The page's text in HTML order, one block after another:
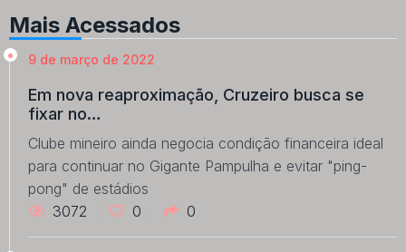
Mais Acessados
9 de março de 2022
Em nova reaproximação, Cruzeiro busca se
fixar no…
Clube mineiro ainda negocia condição financeira ideal
para continuar no Gigante Pampulha e evitar "ping-
pong" de estádios
3072
0 0